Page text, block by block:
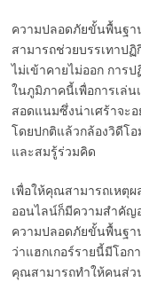
ความปลอดภัยขั้นพื้นฐา
สามารถช่วยบรรเทาป
ไม่เข้าคายไม่ออก การ
ในภูมิภาคนี้เพื่อการเล่
สอดแนมซึ่งน่าเศร้าจะ
โดยปกติแล้วกล้องวิดีโ
และสมรู้ร่วมคิด
เพื่อให้คุณสามารถเหตุ
ออนไลน์ก็มีความสำคัญ
ความปลอดภัยขั้นพื้นฐา
ว่าแฮกเกอร์รายนี้มีโอ
คุณสามารถทำให้คนส่ว